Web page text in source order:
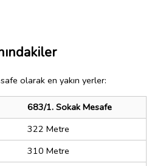
olarak en yakın yerler:
683/1. Sokak Mesafe
322 Metre
310 Metre